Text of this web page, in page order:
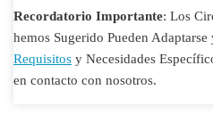
Recordatorio Importante: Los
hemos Sugerido Pueden
Requisitos y Necesidades
en contacto con nosotros.